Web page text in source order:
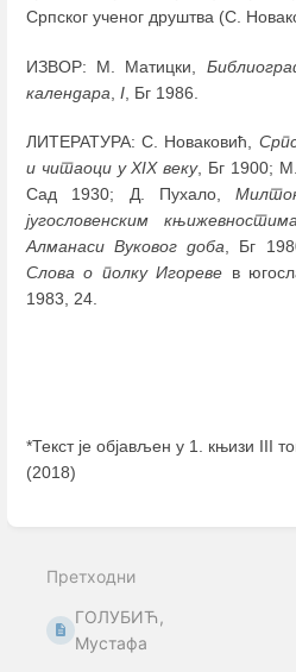
Српског ученог друштва (С.
ИЗВОР: М. Матицки,
календара I , Бг 1986.
ЛИТЕРАТУРА: С. Новаковић,
и читаоци у XIX веку, Бг 1900;
Сад 1930; Д. Пухало,
југословенским књижевностима
Алманаси Вуковог доба , Бг
Слова о полку Игореве в
1983, 24.
*Текст је објављен у 1. књизи III
(2018)
mode
Претходни
ГОЛУБИЋ,
Мустафа